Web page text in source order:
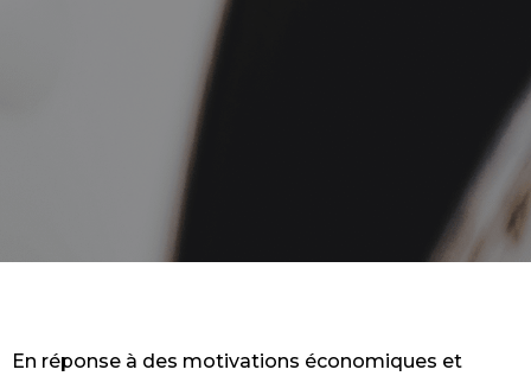
En réponse à des motivations économiques et